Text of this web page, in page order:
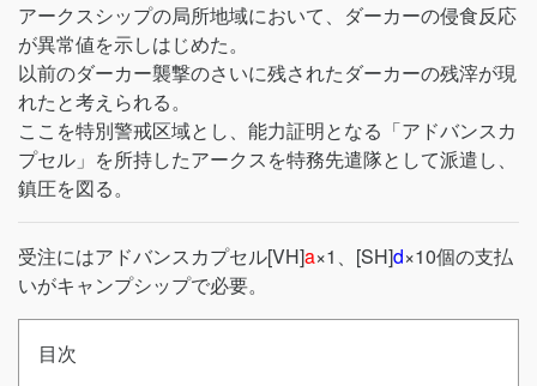
アークスシップの局所地域において、ダーカーの侵食反応
が異常値を示しはじめた。
以前のダーカー襲撃のさいに残されたダーカーの残滓が現
れたと考えられる。
ここを特別警戒区域とし、能力証明となる「アドバンスカ
プセル」を所持したアークスを特務先遣隊として派遣し、
鎮圧を図る。
受注にはアドバンスカプセル[VH]a×1、[SH]d×10個の支払
いがキャンプシップで必要。
目次